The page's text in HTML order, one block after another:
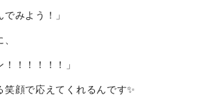
でみよう！」
！！！！！！」
笑顔で応えてくれるんです✨